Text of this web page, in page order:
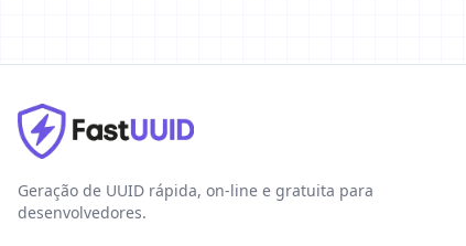
Geração de UUID rápida, on-line e gratuita para
desenvolvedores.